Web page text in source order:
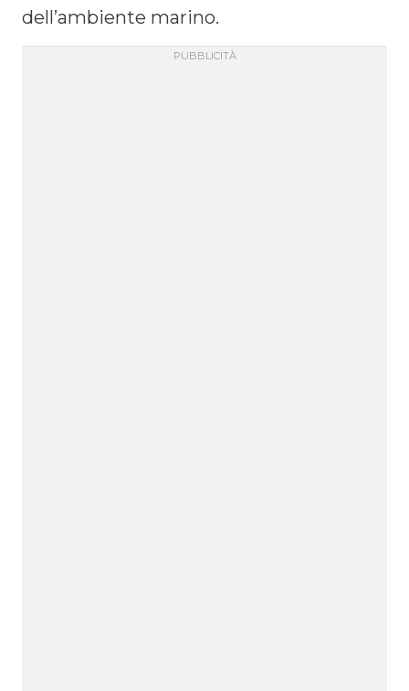
dell’ambiente marino.